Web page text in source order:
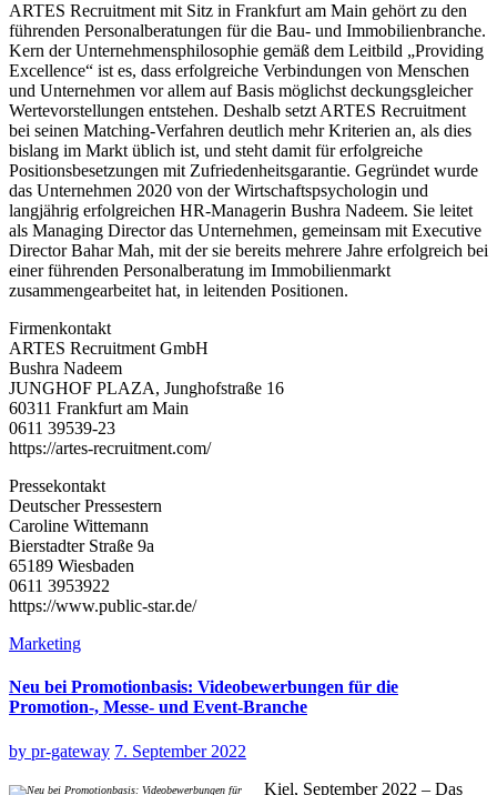
ARTES Recruitment mit Sitz in Frankfurt am Main gehört zu den
führenden Personalberatungen für die Bau- und Immobilienbranche.
Kern der Unternehmensphilosophie gemäß dem Leitbild „Providing
Excellence“ ist es, dass erfolgreiche Verbindungen von Menschen
und Unternehmen vor allem auf Basis möglichst deckungsgleicher
Wertevorstellungen entstehen. Deshalb setzt ARTES Recruitment
bei seinen Matching-Verfahren deutlich mehr Kriterien an, als dies
bislang im Markt üblich ist, und steht damit für erfolgreiche
Positionsbesetzungen mit Zufriedenheitsgarantie. Gegründet wurde
das Unternehmen 2020 von der Wirtschaftspsychologin und
langjährig erfolgreichen HR-Managerin Bushra Nadeem. Sie leitet
als Managing Director das Unternehmen, gemeinsam mit Executive
Director Bahar Mah, mit der sie bereits mehrere Jahre erfolgreich bei
einer führenden Personalberatung im Immobilienmarkt
zusammengearbeitet hat, in leitenden Positionen.
Firmenkontakt
ARTES Recruitment GmbH
Bushra Nadeem
JUNGHOF PLAZA, Junghofstraße 16
60311 Frankfurt am Main
0611 39539-23
https://artes-recruitment.com/
Pressekontakt
Deutscher Pressestern
Caroline Wittemann
Bierstadter Straße 9a
65189 Wiesbaden
0611 3953922
https://www.public-star.de/
Marketing
Neu bei Promotionbasis: Videobewerbungen für die
Promotion-, Messe- und Event-Branche
by pr-gateway 7. September 2022
Kiel, September 2022 – Das